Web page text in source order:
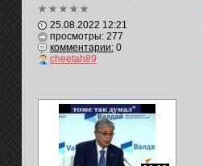
25.08.2022 12:21
просмотры: 277
комментарии:0
cheetah89